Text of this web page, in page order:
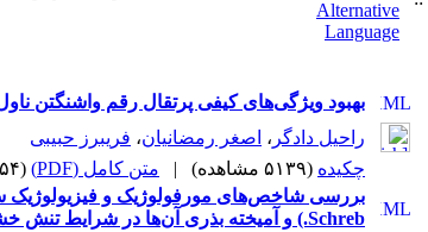
بهبود ویژگی‌های کیفی پرتقال رقم واشنگتن
راحیل دادگر ، اصغر رمضانیان، فریبرز حبیبی
چکیده (۵۱۳۹ مشاهده) | متن کامل (PDF)
(۲۷۵۴ دریافت)
Schreb.) و آمیخته بذری آن‌‌ها در شرایط تنش خشکی